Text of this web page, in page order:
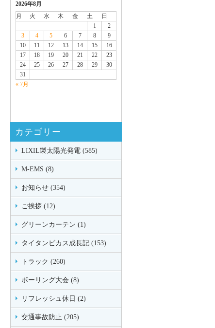
2026年8月
月
火 水 木 金 土
日
1
2
3
4 5 6 7 8
9
10
11 12 13 14 15
16
17
18 19 20 21 22
23
24
25 26 27 28 29
30
31
« 7月
カテゴリー
LIXIL製太陽光発電 (585)
M-EMS (8)
お知らせ (354)
ご挨拶 (12)
グリーンカーテン (1)
タイタンビカス成長記 (153)
トラック (260)
ボーリング大会 (8)
リフレッシュ休日 (2)
交通事故防止 (205)